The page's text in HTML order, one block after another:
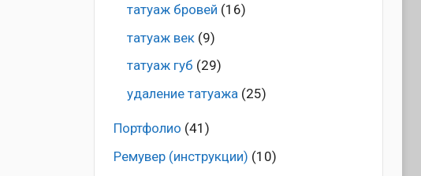
татуаж бровей (16)
татуаж век(9)
татуаж губ (29)
удаление татуажа(25)
Портфолио (41)
Ремувер (инструкции) (10)